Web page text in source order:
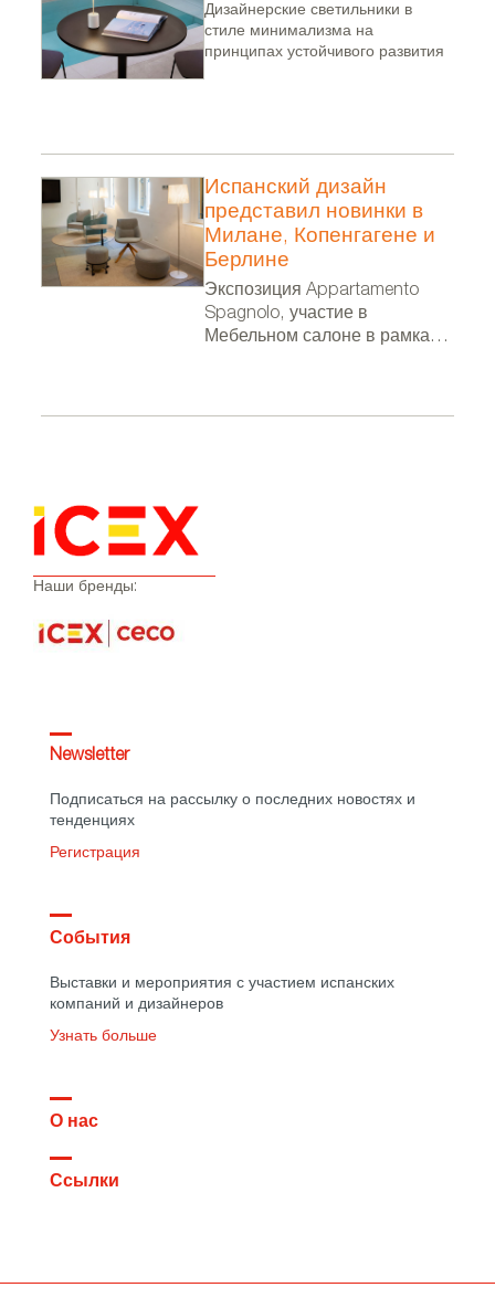
Дизайнерские светильники в
стиле минимализма на
принципах устойчивого развития
Испанский дизайн
представил новинки в
Милане, Копенгагене и
Берлине
Экспозиция Appartamento
Spagnolo, участие в
Мебельном салоне в рамках
Наши бренды:
Newsletter
Подписаться на рассылку о последних новостях и
тенденциях
Регистрация
События
Выставки и мероприятия с участием испанских
компаний и дизайнеров
Узнать больше
О нас
Ссылки